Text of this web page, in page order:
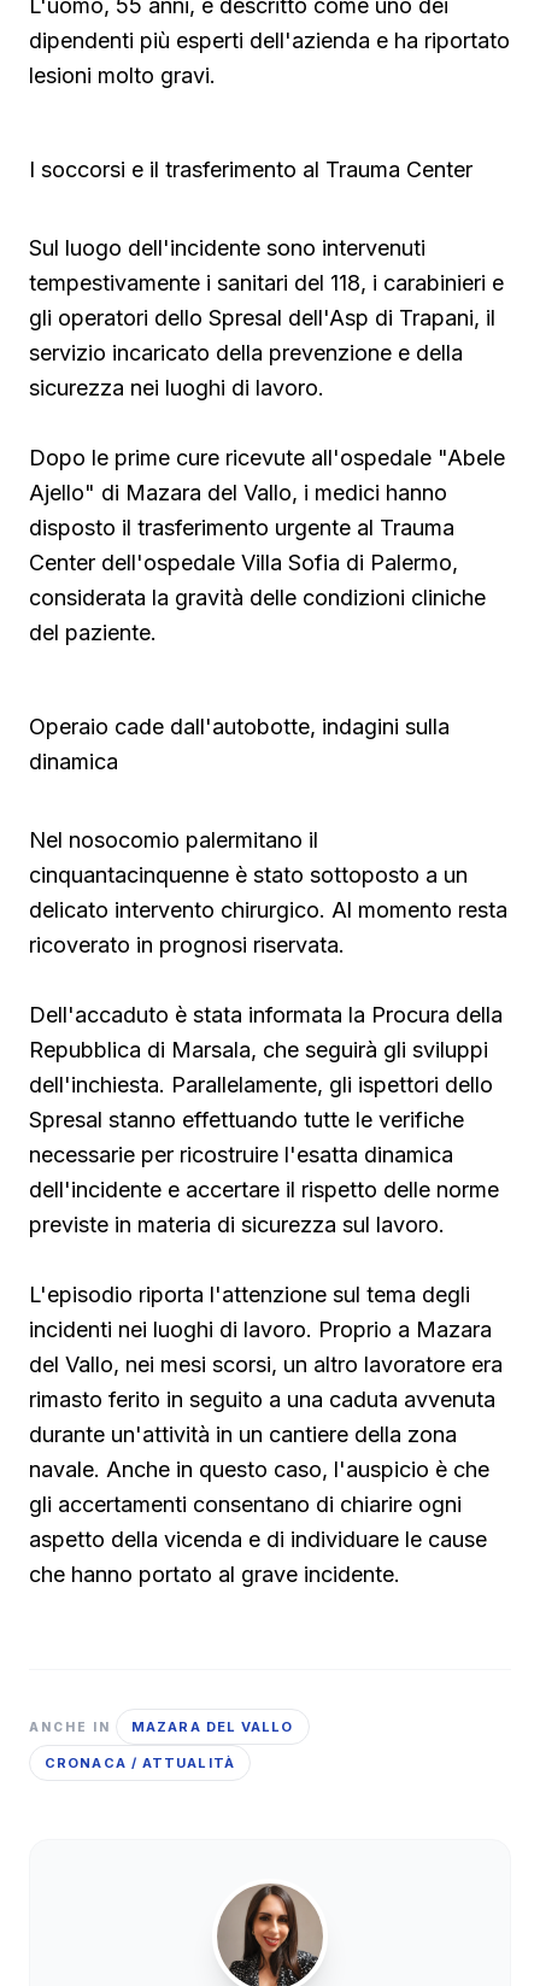
L'uomo, 55 anni, è descritto come uno dei
dipendenti più esperti dell'azienda e ha riportato
lesioni molto gravi.
I soccorsi e il trasferimento al Trauma Center
Sul luogo dell'incidente sono intervenuti
tempestivamente i sanitari del 118, i carabinieri e
gli operatori dello Spresal dell'Asp di Trapani, il
servizio incaricato della prevenzione e della
sicurezza nei luoghi di lavoro.
Dopo le prime cure ricevute all'ospedale "Abele
Ajello" di Mazara del Vallo, i medici hanno
disposto il trasferimento urgente al Trauma
Center dell'ospedale Villa Sofia di Palermo,
considerata la gravità delle condizioni cliniche
del paziente.
Operaio cade dall'autobotte, indagini sulla
dinamica
Nel nosocomio palermitano il
cinquantacinquenne è stato sottoposto a un
delicato intervento chirurgico. Al momento resta
ricoverato in prognosi riservata.
Dell'accaduto è stata informata la Procura della
Repubblica di Marsala, che seguirà gli sviluppi
dell'inchiesta. Parallelamente, gli ispettori dello
Spresal stanno effettuando tutte le verifiche
necessarie per ricostruire l'esatta dinamica
dell'incidente e accertare il rispetto delle norme
previste in materia di sicurezza sul lavoro.
L'episodio riporta l'attenzione sul tema degli
incidenti nei luoghi di lavoro. Proprio a Mazara
del Vallo, nei mesi scorsi, un altro lavoratore era
rimasto ferito in seguito a una caduta avvenuta
durante un'attività in un cantiere della zona
navale. Anche in questo caso, l'auspicio è che
gli accertamenti consentano di chiarire ogni
aspetto della vicenda e di individuare le cause
che hanno portato al grave incidente.
ANCHE IN MAZARA DEL VALLO
CRONACA / ATTUALITÀ